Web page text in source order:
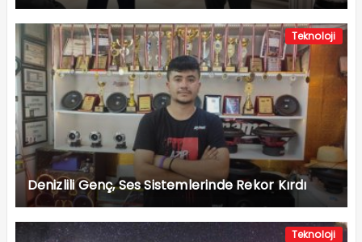
Teknoloji
Denizlili Genç, Ses Sistemlerinde Rekor Kırdı
Teknoloji